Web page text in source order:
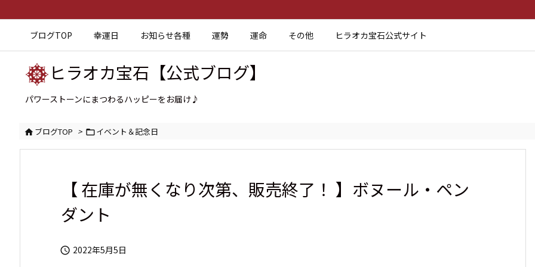
ブログTOP 幸運日 お知らせ各種 運勢 運命 その他 ヒラオカ宝石公式サイト
ヒラオカ宝石【公式ブログ】
パワーストーンにまつわるハッピーをお届け♪
ブログTOP > イベント＆記念日
【 在庫が無くなり次第、販売終了！ 】ボヌール・ペン
ダント
 2022年5月5日